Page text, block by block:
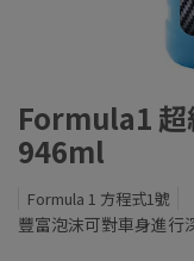
Formula1 超
946ml
Formula 1 方程式1號
豐富泡沫可對車身進行